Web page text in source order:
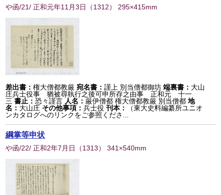
や函/21/ 正和元年11月3日 （1312） 295×415mm
差出書：権大僧都教厳 宛名書：謹上 別当僧都御坊 端裏書： 大山
庄兵士役事 猶被尋執行之後可申所存之由事 正和元 十一
三 書止：恐々謹言 人名： 厳伊僧都 権大僧都教厳 別当僧都 地
名： 大山庄 その他事項：兵士役 刊本：
（東大史料編纂所ユニオ
ンカタログへのリンクをご参照くださ...
綱掌等申状
や函/22/ 正和2年7月日 （1313） 341×540mm